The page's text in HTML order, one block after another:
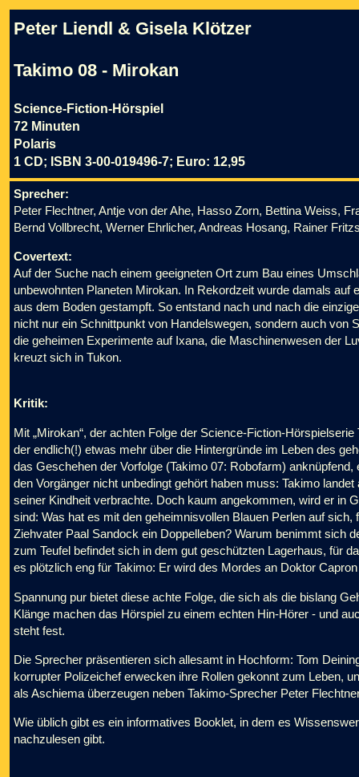
Peter Liendl & Gisela Klötzer
Takimo 08 - Mirokan
Science-Fiction-Hörspiel
72 Minuten
Polaris
1 CD; ISBN 3-00-019496-7; Euro: 12,95
Sprecher:
Peter Flechtner, Antje von der Ahe, Hasso Zorn, Bettina Weiss,
Bernd Vollbrecht, Werner Ehrlicher, Andreas Hosang, Rainer
Covertext:
Auf der Suche nach einem geeigneten Ort zum Bau eines
unbewohnten Planeten Mirokan. In Rekordzeit wurde damals auf
aus dem Boden gestampft. So entstand nach und nach die
nicht nur ein Schnittpunkt von Handelswegen, sondern auch von
die geheimen Experimente auf Ixana, die Maschinenwesen der
kreuzt sich in Tukon.
Kritik:
Mit „Mirokan“, der achten Folge der Science-Fiction-
der endlich(!) etwas mehr über die Hintergründe im Leben des
das Geschehen der Vorfolge (Takimo 07: Robofarm)
den Vorgänger nicht unbedingt gehört haben muss: Takimo
seiner Kindheit verbrachte. Doch kaum angekommen, wird er in
sind: Was hat es mit den geheimnisvollen Blauen Perlen auf
Ziehvater Paal Sandock ein Doppelleben? Warum benimmt sich
zum Teufel befindet sich in dem gut geschützten Lagerhaus, für
es plötzlich eng für Takimo: Er wird des Mordes an Doktor
Spannung pur bietet diese achte Folge, die sich als die bislang
Klänge machen das Hörspiel zu einem echten Hin-Hörer - und
steht fest.
Die Sprecher präsentieren sich allesamt in Hochform: Tom
korrupter Polizeichef erwecken ihre Rollen gekonnt zum Leben,
als Aschiema überzeugen neben Takimo-Sprecher Peter
Wie üblich gibt es ein informatives Booklet, in dem es
nachzulesen gibt.